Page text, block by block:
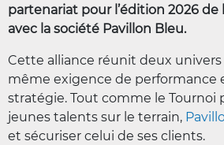
partenariat pour l’édition 2026
avec la société Pavillon Bleu.
Cette alliance réunit deux
même exigence de performance
stratégie. Tout comme le Tournoi
jeunes talents sur le terrain,
et sécuriser celui de ses clients.